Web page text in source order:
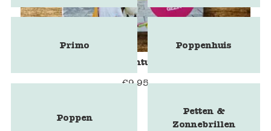
Spel Het kleine avontuur voor groepen
€9,95
Primo Poppenhuis
Poppen
Petten &
Zonnebrillen